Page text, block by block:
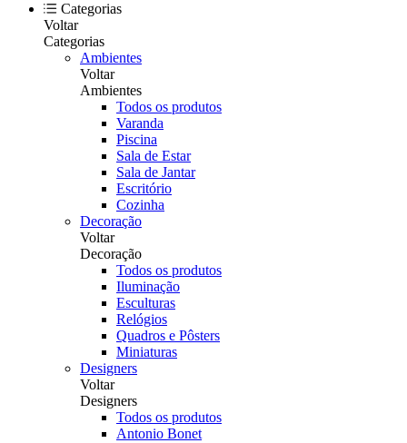
Categorias
Voltar
Categorias
Ambientes
Voltar
Ambientes
Todos os produtos
Varanda
Piscina
Sala de Estar
Sala de Jantar
Escritório
Cozinha
Decoração
Voltar
Decoração
Todos os produtos
Iluminação
Esculturas
Relógios
Quadros e Pôsters
Miniaturas
Designers
Voltar
Designers
Todos os produtos
Antonio Bonet